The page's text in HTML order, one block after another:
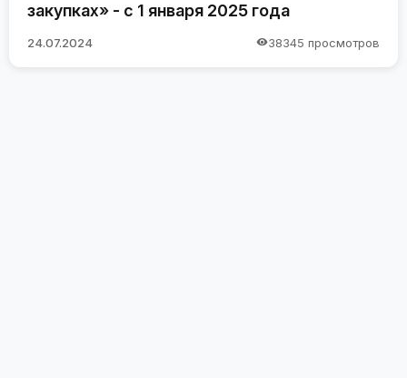
закупках» - с 1 января 2025 года
24.07.2024 38345 просмотров